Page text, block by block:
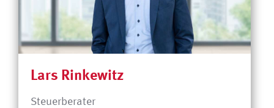
Lars Rinkewitz
Steuerberater